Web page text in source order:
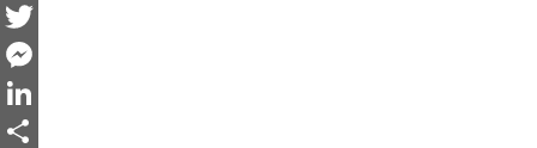
Facebook
Twitter
Messenger
LinkedIn